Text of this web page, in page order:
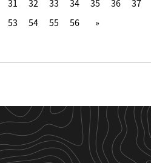
31 32 33 34 35 36 37
53 54 55 56